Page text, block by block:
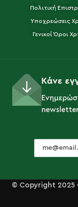
Πολιτική
Υποχρεώσεις
Γενικοί Όροι
Κάνε
© Copyright 2025